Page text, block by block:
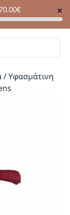
€ ✕
/Υφασμάτινη